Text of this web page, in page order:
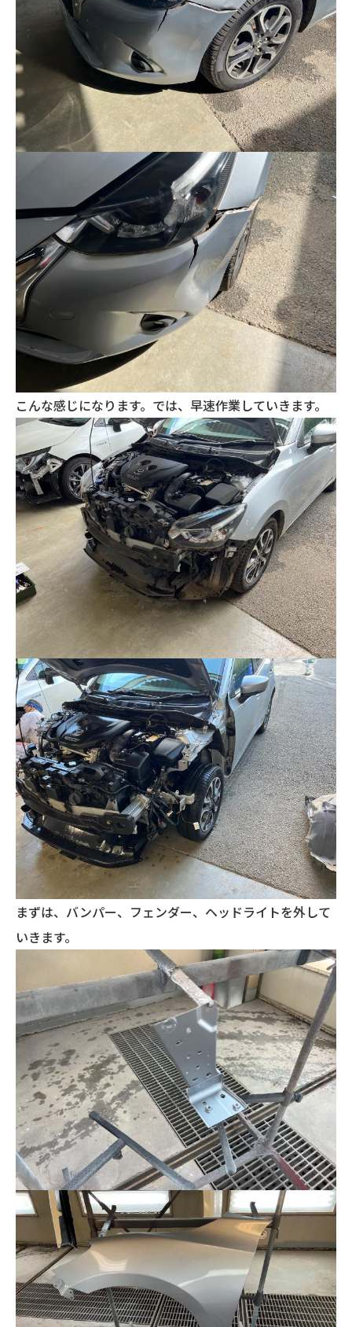
こんな感じになります。では、早速作業していきます。
まずは、バンパー、フェンダー、ヘッドライトを外して
いきます。